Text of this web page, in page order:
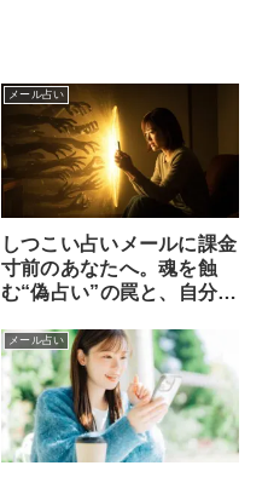
メール占い
しつこい占いメールに課金
寸前のあなたへ。魂を蝕
む“偽占い”の罠と、自分を
メール占い